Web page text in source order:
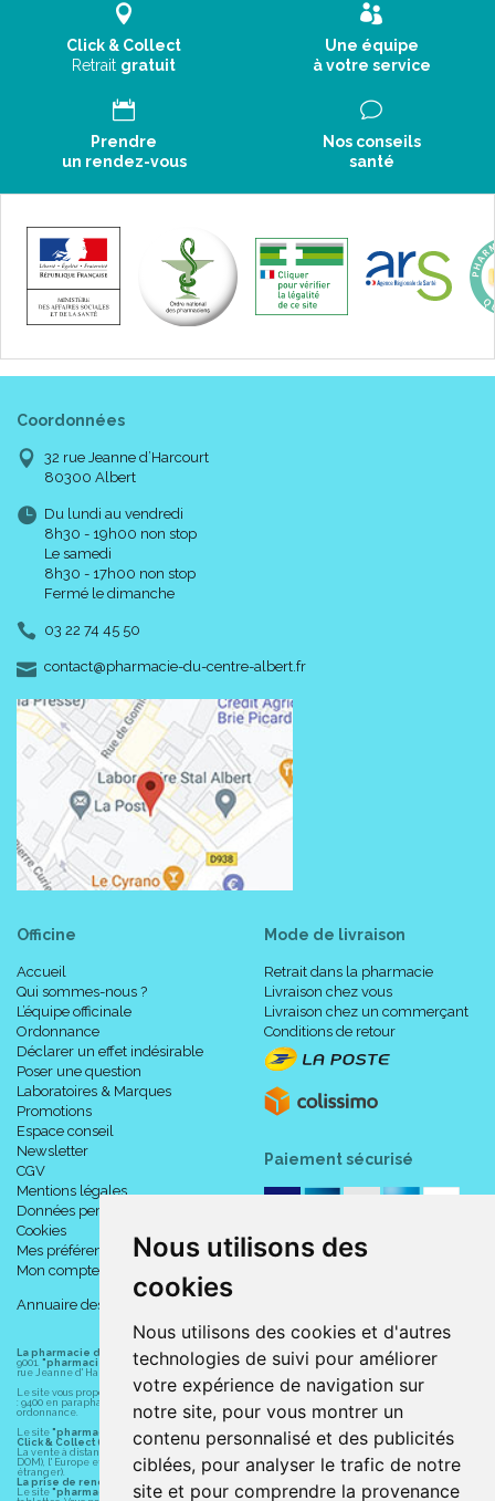
Nous utilisons des
cookies
Nous utilisons des cookies et d'autres
technologies de suivi pour améliorer
votre expérience de navigation sur
notre site, pour vous montrer un
contenu personnalisé et des publicités
ciblées, pour analyser le trafic de notre
site et pour comprendre la provenance
Click & Collect
Retrait gratuit
Une équipe
à votre service
Prendre
un rendez-vous
Nos conseils
santé
Coordonnées
32 rue Jeanne d’Harcourt
80300 Albert
Du lundi au vendredi
8h30 - 19h00 non stop
Le samedi
8h30 - 17h00 non stop
Fermé le dimanche
03 22 74 45 50
contact-
@-
pharmacie-du-centre-albert.fr
Officine
Accueil
Qui sommes-nous ?
L’équipe officinale
Ordonnance
Déclarer un effet indésirable
Poser une question
Laboratoires & Marques
Promotions
Espace conseil
Newsletter
CGV
Mentions légales
Données personnelles
Cookies
Mes préférences Cookies
Mon compte
Annuaire des pharmacies
Mode de livraison
Retrait dans la pharmacie
Livraison chez vous
Livraison chez un commerçant
Conditions de retour
Paiement sécurisé
La pharmacie du centre à Albert (80300) est une pharmacie française certifiée ISO
9001. "pharmacie-du-centre-albert.fr "est le site internet de la pharmacie du centre
rue Jeanne d' Harcourt, 80300 Albert.
Le site vous propose un large choix de plus de 11000 références, au prix les plus bas possible
: 9400 en parapharmacie, animaux, orthopédie, matériel médical. 1700 en médicaments sans
ordonnance.
Le site "pharmacie-du-centre-albert.fr" vous propose les service suivants :
Click & Collect (retrait gratuit dans la pharmacie).
La vente à distance chez vous et/ou chez un commerçant sur la France (Andorre, Monaco et
DOM), l' Europe et le monde entier (livraison assuré par Colissimo et ses partenaires à l'
étranger).
La prise de rendez-vous.
Le site "pharmacie-du-centre-albert.fr"est également disponible pour vos smartphones et